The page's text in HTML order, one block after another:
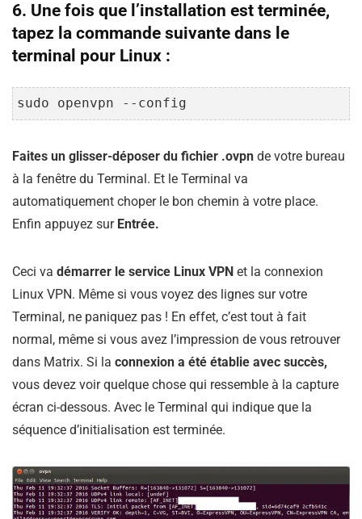
6. Une fois que l’installation est terminée,
tapez la commande suivante dans le
terminal pour Linux :
sudo openvpn --config
Faites un glisser-déposer du fichier .ovpn de votre bureau
à la fenêtre du Terminal. Et le Terminal va
automatiquement choper le bon chemin à votre place.
Enfin appuyez sur Entrée.
Ceci va démarrer le service Linux VPN et la connexion
Linux VPN. Même si vous voyez des lignes sur votre
Terminal, ne paniquez pas ! En effet, c’est tout à fait
normal, même si vous avez l’impression de vous retrouver
dans Matrix. Si la connexion a été établie avec succès,
vous devez voir quelque chose qui ressemble à la capture
écran ci-dessous. Avec le Terminal qui indique que la
séquence d’initialisation est terminée.